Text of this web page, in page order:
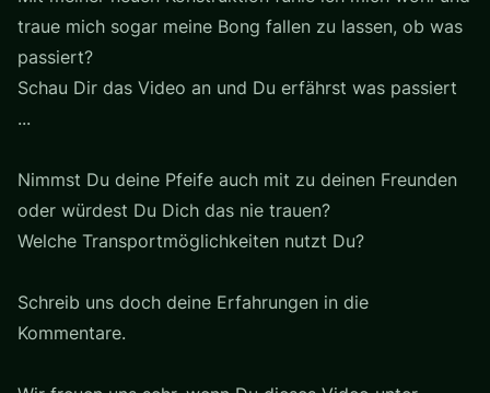
traue mich sogar meine Bong fallen zu lassen, ob was
passiert?
Schau Dir das Video an und Du erfährst was passiert
...
Nimmst Du deine Pfeife auch mit zu deinen Freunden
oder würdest Du Dich das nie trauen?
Welche Transportmöglichkeiten nutzt Du?
Schreib uns doch deine Erfahrungen in die
Kommentare.